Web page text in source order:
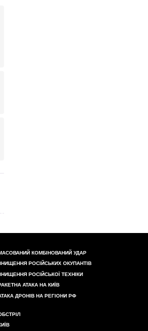
КОМБІНОВАНИЙ УДАР
РОСІЙСЬКИХ ОКУПАНТІВ
РОСІЙСЬКОЇ ТЕХНІКИ
АТАКА НА КИЇВ
ДРОНІВ НА РЕГІОНИ РФ